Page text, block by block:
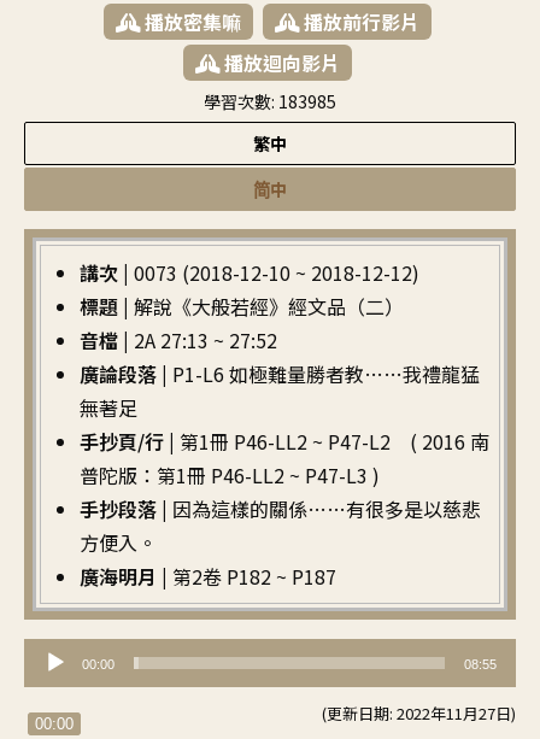
播放密集嘛
播放前行影片
播放迴向影片
學習次數: 183985
繁中
简中
講次 | 0073 (2018-12-10 ~ 2018-12-12)
標題 | 解說《大般若經》經文品（二）
音檔 | 2A 27:13 ~ 27:52
廣論段落 | P1-L6 如極難量勝者教……我禮龍猛
無著足
手抄頁/行 | 第1冊 P46-LL2 ~ P47-L2 ( 2016 南
普陀版：第1冊 P46-LL2 ~ P47-L3 )
手抄段落 | 因為這樣的關係……有很多是以慈悲
方便入。
廣海明月 | 第2卷 P182 ~ P187
訊
播
00:00 08:55
(更新日期: 2022年11月27日)
00:00